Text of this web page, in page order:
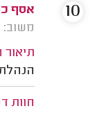
אסף
משוב: 18/01/2023
תיאור
חוות
10